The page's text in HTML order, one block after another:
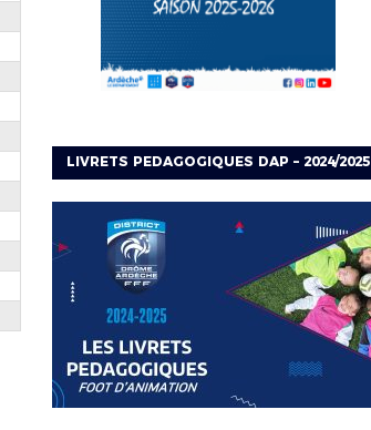
LIVRETS PEDAGOGIQUES DAP – 2024/2025